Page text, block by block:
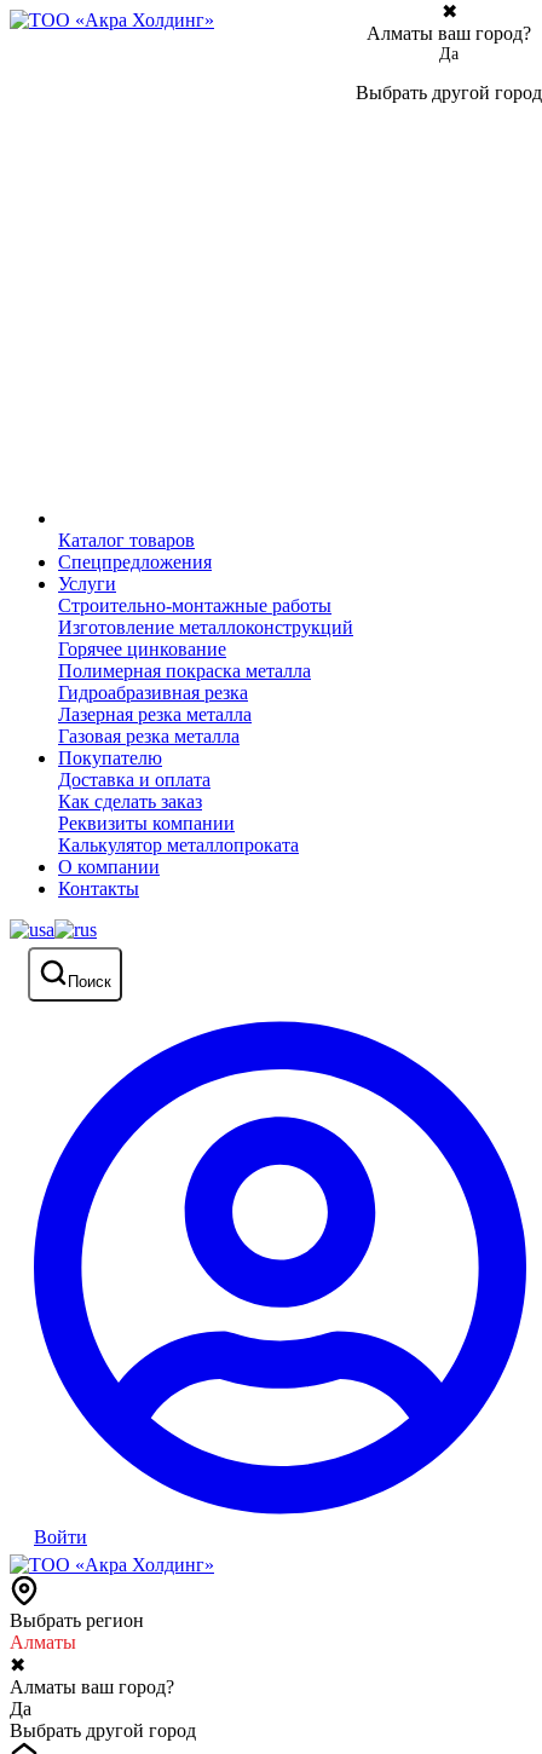
Каталог товаров
Спецпредложения
Услуги
Строительно-монтажные работы
Изготовление металлоконструкций
Горячее цинкование
Полимерная покраска металла
Гидроабразивная резка
Лазерная резка металла
Газовая резка металла
Покупателю
Доставка и оплата
Как сделать заказ
Реквизиты компании
Калькулятор металлопроката
О компании
Контакты
Поиск
Войти
Выбрать регион
Алматы
✖
Алматы ваш город?
Да
Выбрать другой город
✖
Алматы ваш город?
Да
Выбрать другой город